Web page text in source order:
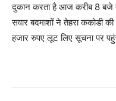
दुकान करता है आज करीब 8 बजे
सवार बदमाशों ने तेहरा ककोडी
हजार रुपए लूट लिए सूचना पर